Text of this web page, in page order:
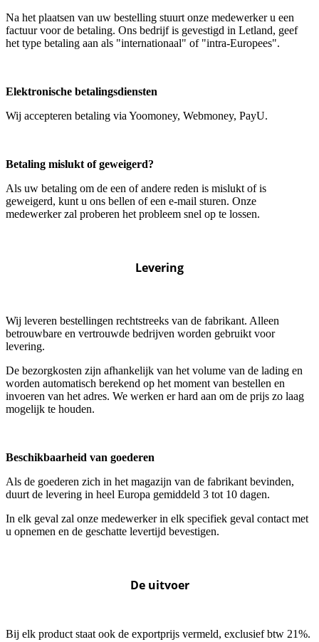
Na het plaatsen van uw bestelling stuurt onze medewerker u een
factuur voor de betaling. Ons bedrijf is gevestigd in Letland, geef
het type betaling aan als "internationaal" of "intra-Europees".
Elektronische betalingsdiensten
Wij accepteren betaling via Yoomoney, Webmoney, PayU.
Betaling mislukt of geweigerd?
Als uw betaling om de een of andere reden is mislukt of is
geweigerd, kunt u ons bellen of een e-mail sturen. Onze
medewerker zal proberen het probleem snel op te lossen.
Levering
Wij leveren bestellingen rechtstreeks van de fabrikant. Alleen
betrouwbare en vertrouwde bedrijven worden gebruikt voor
levering.
De bezorgkosten zijn afhankelijk van het volume van de lading en
worden automatisch berekend op het moment van bestellen en
invoeren van het adres. We werken er hard aan om de prijs zo laag
mogelijk te houden.
Beschikbaarheid van goederen
Als de goederen zich in het magazijn van de fabrikant bevinden,
duurt de levering in heel Europa gemiddeld 3 tot 10 dagen.
In elk geval zal onze medewerker in elk specifiek geval contact met
u opnemen en de geschatte levertijd bevestigen.
De uitvoer
Bij elk product staat ook de exportprijs vermeld, exclusief btw 21%.